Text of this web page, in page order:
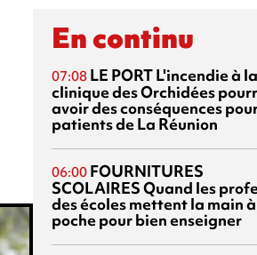
En continu
07:08 LE PORTL'incendie à la
clinique des Orchidées
avoir des conséquences
patients de La Réunion
06:00 FOURNITURES
SCOLAIRESQuand les
des écoles mettent la main
poche pour bien enseigner